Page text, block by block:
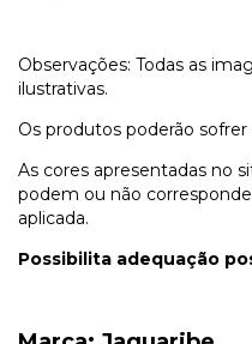
Observações: Todas as
ilustrativas.
Os produtos poderão
As cores apresentadas no
podem ou não
aplicada.
Possibilita adequação